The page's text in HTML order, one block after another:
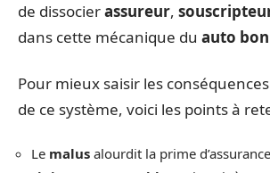
de dissocierassureur,
dans cette mécanique du auto
Pour mieux saisir les
de ce système, voici les points à
Le malus alourdit la prime